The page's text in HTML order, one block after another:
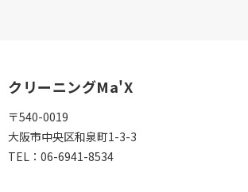
クリーニングMa'X
〒540-0019
大阪市中央区和泉町1-3-3
TEL： 06-6941-8534